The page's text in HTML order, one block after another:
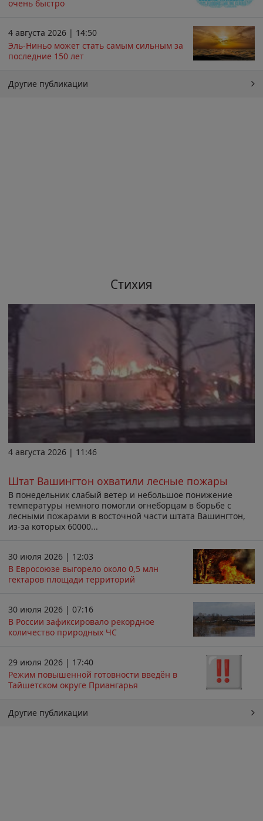
очень быстро
4 августа 2026 | 14:50
Эль-Ниньо может стать самым сильным за
последние 150 лет
Другие публикации
Стихия
4 августа 2026 | 11:46
Штат Вашингтон охватили лесные пожары
В понедельник слабый ветер и небольшое понижение
температуры немного помогли огнеборцам в борьбе с
лесными пожарами в восточной части штата Вашингтон,
из-за которых 60000...
30 июля 2026 | 12:03
В Евросоюзе выгорело около 0,5 млн
гектаров площади территорий
30 июля 2026 | 07:16
В России зафиксировало рекордное
количество природных ЧС
29 июля 2026 | 17:40
Режим повышенной готовности введён в
Тайшетском округе Приангарья
Другие публикации